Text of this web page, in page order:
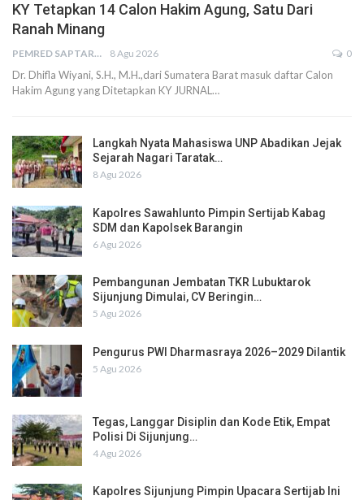
KY Tetapkan 14 Calon Hakim Agung, Satu Dari
Ranah Minang
PEMRED SAPTARIUS 8 Agu 2026 0
Dr. Dhifla Wiyani, S.H., M.H.,dari Sumatera Barat masuk daftar Calon
Hakim Agung yang Ditetapkan KY JURNAL…
Langkah Nyata Mahasiswa UNP Abadikan Jejak
Sejarah Nagari Taratak…
8 Agu 2026
Kapolres Sawahlunto Pimpin Sertijab Kabag
SDM dan Kapolsek Barangin
6 Agu 2026
Pembangunan Jembatan TKR Lubuktarok
Sijunjung Dimulai, CV Beringin…
5 Agu 2026
Pengurus PWI Dharmasraya 2026–2029 Dilantik
5 Agu 2026
Tegas, Langgar Disiplin dan Kode Etik, Empat
Polisi Di Sijunjung…
4 Agu 2026
Kapolres Sijunjung Pimpin Upacara Sertijab Ini